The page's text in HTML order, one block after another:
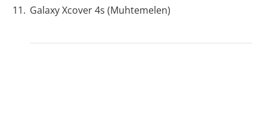
Galaxy Xcover 4s (Muhtemelen)